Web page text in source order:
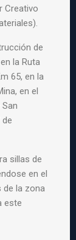
Creativo
de
la Ruta
65, en la
en el
sillas de
en el
de la zona
este